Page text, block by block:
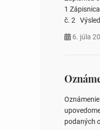
pozemku
1
č. 2
na
6. júla
podaných